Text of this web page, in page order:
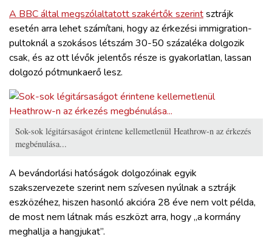
A BBC által megszólaltatott szakértők szerintsztrájk
esetén arra lehet számítani, hogy az érkezési immigration-
pultoknál a szokásos létszám 30-50 százaléka dolgozik
csak, és az ott lévők jelentős része is gyakorlatlan, lassan
dolgozó pótmunkaerő lesz.
Sok-sok légitársaságot érintene kellemetlenül Heathrow-n az érkezés
megbénulása...
A bevándorlási hatóságok dolgozóinak egyik
szakszervezete szerint nem szívesen nyúlnak a sztrájk
eszközéhez, hiszen hasonló akcióra 28 éve nem volt példa,
de most nem látnak más eszközt arra, hogy „a kormány
meghallja a hangjukat”.